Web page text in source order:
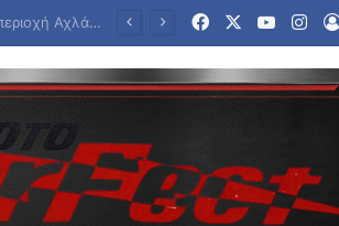
Ποιος θα ελέγχει τα πλοία; Το παιχνίδι ΗΠΑ, Ιράν, Ομάν για το Ορμούζ και η συμφωνία που δεν έρχεται Facebook